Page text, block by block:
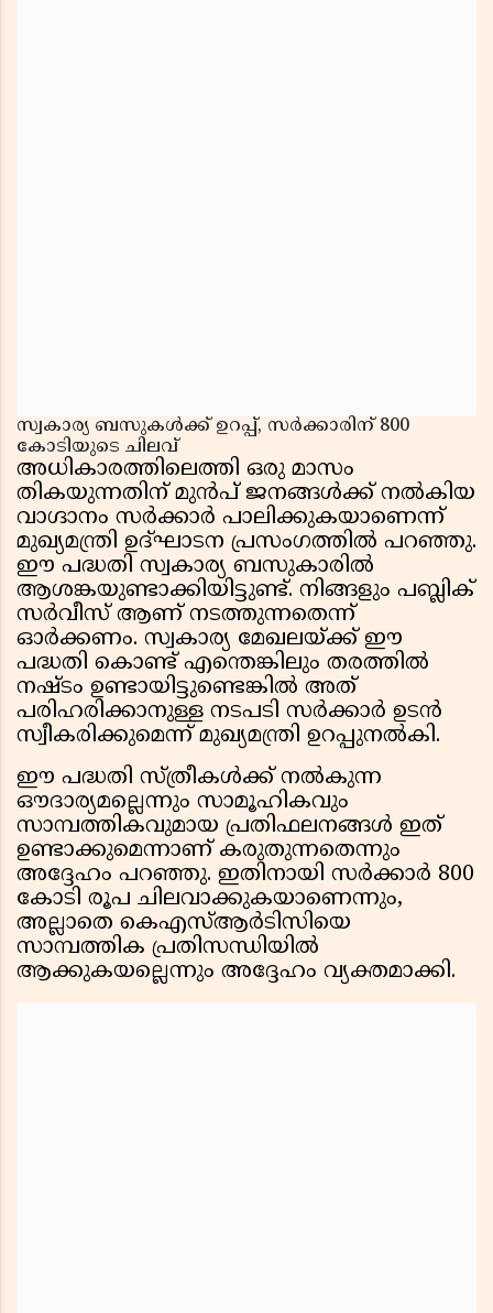
സ്വകാര്യ ബസുകൾക്ക് ഉറപ്പ്, സർക്കാരിന് 800
കോടിയുടെ ചിലവ്
അധികാരത്തിലെത്തി ഒരു മാസം
തികയുന്നതിന് മുൻപ് ജനങ്ങൾക്ക് നൽകിയ
വാഗ്ദാനം സർക്കാർ പാലിക്കുകയാണെന്ന്
മുഖ്യമന്ത്രി ഉദ്ഘാടന പ്രസംഗത്തിൽ പറഞ്ഞു.
ഈ പദ്ധതി സ്വകാര്യ ബസുകാരിൽ
ആശങ്കയുണ്ടാക്കിയിട്ടുണ്ട്. നിങ്ങളും പബ്ലിക്
സർവീസ് ആണ് നടത്തുന്നതെന്ന്
ഓർക്കണം. സ്വകാര്യ മേഖലയ്ക്ക് ഈ
പദ്ധതി കൊണ്ട് എന്തെങ്കിലും തരത്തിൽ
നഷ്ടം ഉണ്ടായിട്ടുണ്ടെങ്കിൽ അത്
പരിഹരിക്കാനുള്ള നടപടി സർക്കാർ ഉടൻ
സ്വീകരിക്കുമെന്ന് മുഖ്യമന്ത്രി ഉറപ്പുനൽകി.
ഈ പദ്ധതി സ്ത്രീകൾക്ക് നൽകുന്ന
ഔദാര്യമല്ലെന്നും സാമൂഹികവും
സാമ്പത്തികവുമായ പ്രതിഫലനങ്ങൾ ഇത്
ഉണ്ടാക്കുമെന്നാണ് കരുതുന്നതെന്നും
അദ്ദേഹം പറഞ്ഞു. ഇതിനായി സർക്കാർ 800
കോടി രൂപ ചിലവാക്കുകയാണെന്നും,
അല്ലാതെ കെഎസ്ആർടിസിയെ
സാമ്പത്തിക പ്രതിസന്ധിയിൽ
ആക്കുകയല്ലെന്നും അദ്ദേഹം വ്യക്തമാക്കി.